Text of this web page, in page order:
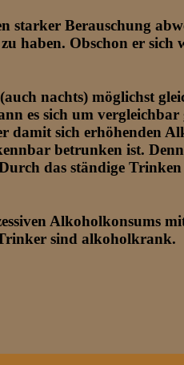
starker Berauschung
haben. Obschon er sich
nachts) möglichst
es sich um vergleichbar
damit sich erhöhenden
betrunken ist.
das ständige
Alkoholkonsums
sind alkoholkrank.